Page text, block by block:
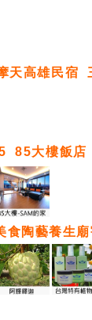
天高雄民宿
85大樓飯店
食陶藝養生廟